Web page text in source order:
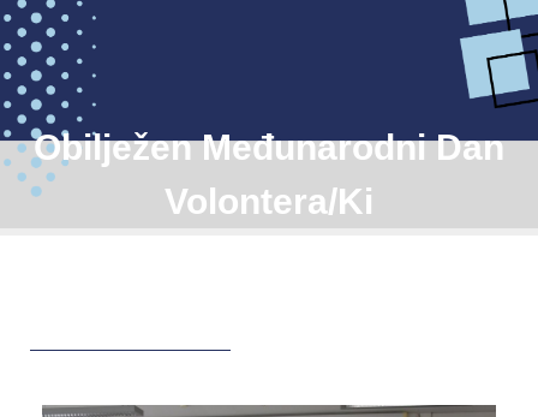
Obilježen Međunarodni Dan
Volontera/ki